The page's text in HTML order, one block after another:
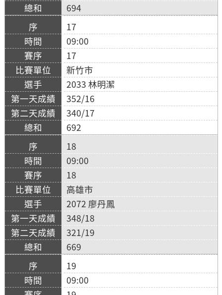
694
17
09:00
17
新竹市
2033 林明潔
352/16
340/17
692
18
09:00
18
高雄市
2072 廖丹鳳
348/18
321/19
669
19
09:00